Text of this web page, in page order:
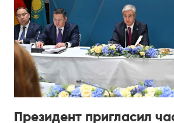
Президент пригласил